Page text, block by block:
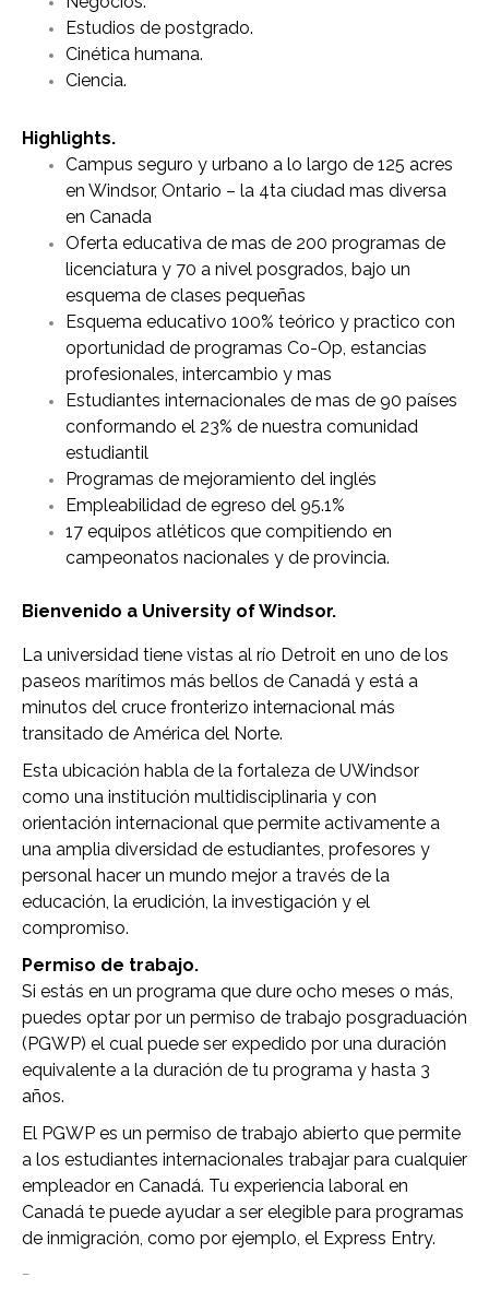
Estudios de postgrado.
Cinética humana.
Ciencia.
Highlights.
Campus seguro y urbano a lo largo de 125 acres
en Windsor, Ontario – la 4ta ciudad mas diversa
en Canada
Oferta educativa de mas de 200 programas de
licenciatura y 70 a nivel posgrados, bajo un
esquema de clases pequeñas
Esquema educativo 100% teórico y practico con
oportunidad de programas Co-Op, estancias
profesionales, intercambio y mas
Estudiantes internacionales de mas de 90 países
conformando el 23% de nuestra comunidad
estudiantil
Programas de mejoramiento del inglés
Empleabilidad de egreso del 95.1%
17 equipos atléticos que compitiendo en
campeonatos nacionales y de provincia.
Bienvenido a University of Windsor.
La universidad tiene vistas al río Detroit en uno de los
paseos marítimos más bellos de Canadá y está a
minutos del cruce fronterizo internacional más
transitado de América del Norte.
Esta ubicación habla de la fortaleza de UWindsor
como una institución multidisciplinaria y con
orientación internacional que permite activamente a
una amplia diversidad de estudiantes, profesores y
personal hacer un mundo mejor a través de la
educación, la erudición, la investigación y el
compromiso.
Permiso de trabajo.
Si estás en un programa que dure ocho meses o más,
puedes optar por un permiso de trabajo posgraduación
(PGWP) el cual puede ser expedido por una duración
equivalente a la duración de tu programa y hasta 3
años.
El PGWP es un permiso de trabajo abierto que permite
a los estudiantes internacionales trabajar para cualquier
empleador en Canadá. Tu experiencia laboral en
Canadá te puede ayudar a ser elegible para programas
de inmigración, como por ejemplo, el Express Entry.
–